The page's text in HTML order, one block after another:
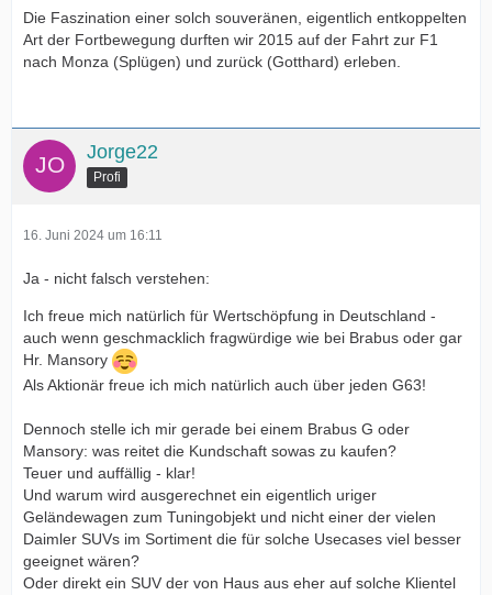
Die Faszination einer solch souveränen, eigentlich entkoppelten
Art der Fortbewegung durften wir 2015 auf der Fahrt zur F1
nach Monza (Splügen) und zurück (Gotthard) erleben.
Jorge22
Profi
16. Juni 2024 um 16:11
Ja - nicht falsch verstehen:
Ich freue mich natürlich für Wertschöpfung in Deutschland -
auch wenn geschmacklich fragwürdige wie bei Brabus oder gar
Hr. Mansory
Als Aktionär freue ich mich natürlich auch über jeden G63!
Dennoch stelle ich mir gerade bei einem Brabus G oder
Mansory: was reitet die Kundschaft sowas zu kaufen?
Teuer und auffällig - klar!
Und warum wird ausgerechnet ein eigentlich uriger
Geländewagen zum Tuningobjekt und nicht einer der vielen
Daimler SUVs im Sortiment die für solche Usecases viel besser
geeignet wären?
Oder direkt ein SUV der von Haus aus eher auf solche Klientel